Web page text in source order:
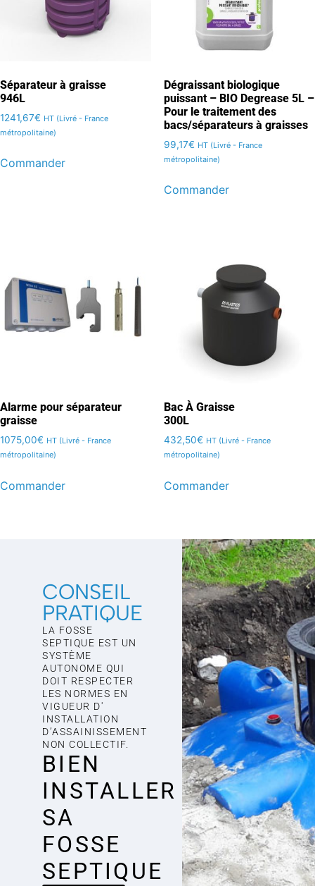
Séparateur à graisse
946L
1241,67€ HT (Livré - France
métropolitaine)
Commander
Dégraissant biologique
puissant – BIO Degrease 5L –
Pour le traitement des
bacs/séparateurs à graisses
99,17€ HT (Livré - France
métropolitaine)
Commander
Alarme pour séparateur
graisse
1075,00€ HT (Livré - France
métropolitaine)
Commander
Bac À Graisse
300L
432,50€ HT (Livré - France
métropolitaine)
Commander
CONSEIL
PRATIQUE
LA FOSSE
SEPTIQUE EST UN
SYSTÈME
AUTONOME QUI
DOIT RESPECTER
LES NORMES EN
VIGUEUR D'
INSTALLATION
D’ASSAINISSEMENT
NON COLLECTIF.
BIEN
INSTALLER
SA
FOSSE
SEPTIQUE